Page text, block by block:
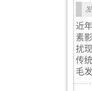
近
素
扰
传
毛